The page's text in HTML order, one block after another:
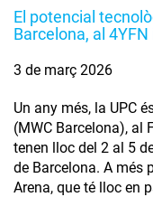
El potencial
Barcelona, al
3 de març 2026
Un any més, la UPC
(MWC Barcelona), al
tenen lloc del 2 al 5
de Barcelona. A més
Arena, que té lloc en